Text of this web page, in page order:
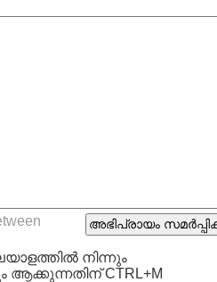
നിന്നും
ആക്കുന്നതിന് CTRL+M